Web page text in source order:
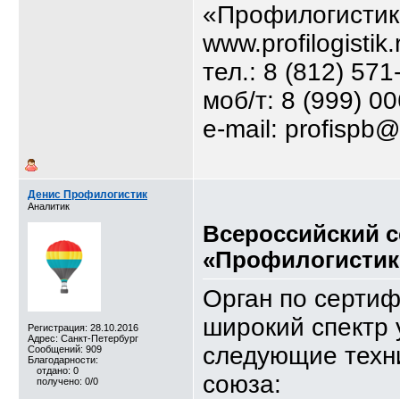
тел.: 8 (812)
моб/т: 8 (999)
e-mail:
Денис Профилогистик
Аналитик
Регистрация: 28.10.2016
Адрес: Санкт-Петербург
Сообщений: 909
Благодарности:
отдано: 0
получено: 0/0
Всероссийский
Орган по
широкий спектр
следующие
союза: